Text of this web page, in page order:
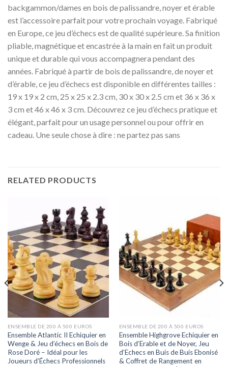
backgammon/dames en bois de palissandre, noyer et érable
est l’accessoire parfait pour votre prochain voyage. Fabriqué
en Europe, ce jeu d’échecs est de qualité supérieure. Sa finition
pliable, magnétique et encastrée à la main en fait un produit
unique et durable qui vous accompagnera pendant des
années. Fabriqué à partir de bois de palissandre, de noyer et
d’érable, ce jeu d’échecs est disponible en différentes tailles :
19 x 19 x 2 cm, 25 x 25 x 2.3 cm, 30 x 30 x 2.5 cm et 36 x 36 x
3 cm et 46 x 46 x 3 cm. Découvrez ce jeu d’échecs pratique et
élégant, parfait pour un usage personnel ou pour offrir en
cadeau. Une seule chose à dire : ne partez pas sans
RELATED PRODUCTS
ENSEMBLE DE 200 À 500 EUROS
Ensemble Atlantic II Echiquier en
Wenge & Jeu d’échecs en Bois de
Rose Doré – Idéal pour les
Joueurs d’Échecs Professionnels
ENSEMBLE DE 200 À 500 EUROS
Ensemble Highgrove Echiquier en
Bois d’Erable et de Noyer, Jeu
d’Echecs en Buis de Buis Ebonisé
& Coffret de Rangement en